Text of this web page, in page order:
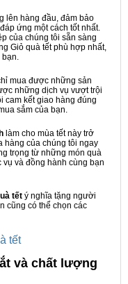
lên hàng đầu, đảm bảo
ứng một cách tốt nhất.
của chúng tôi sẵn sàng
Giỏ quà tết phù hợp nhất,
bạn.
mua được những sản
những dịch vụ vượt trội
cam kết giao hàng đúng
sắm của bạn.
làm cho mùa tết này trở
hàng của chúng tôi ngay
trọng từ những món quà
và đồng hành cùng bạn
tết ý nghĩa tặng người
cũng có thể chọn các
tết
và chất lượng